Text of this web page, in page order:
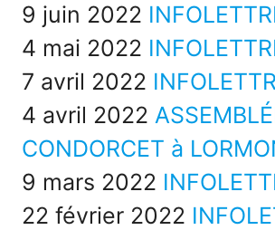
9 juin 2022
4 mai 2022
7 avril 2022
4 avril 2022
CONDORCET à
9 mars 2022
22 février 2022